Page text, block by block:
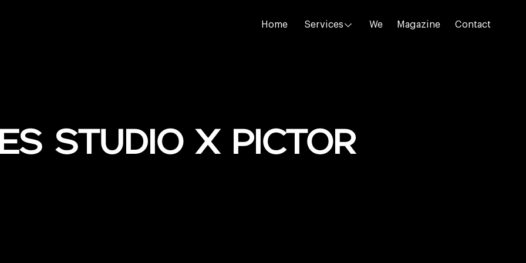
Home Services We Magazine Contact
Studio x Pictor